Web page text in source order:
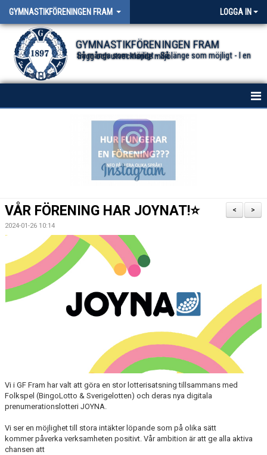
GYMNASTIKFÖRENINGEN FRAM LOGGA IN
GYMNASTIKFÖRENINGEN FRAM
Så många som möjligt - Så länge som möjligt - I en trygg och utvecklande miljö.
NYHETER FÖR ALLA TRUPPER
>
<
VÅR FÖRENING HAR JOYNAT!⭐️
2024-01-26 10:14
Vi i GF Fram har valt att göra en stor lotterisatsning tillsammans med
Folkspel (BingoLotto & Sverigelotten) och deras nya digitala
prenumerationslotteri JOYNA.
Vi ser en möjlighet till stora intäkter löpande som på olika sätt
kommer påverka verksamheten positivt. Vår ambition är att ge alla aktiva
chansen att